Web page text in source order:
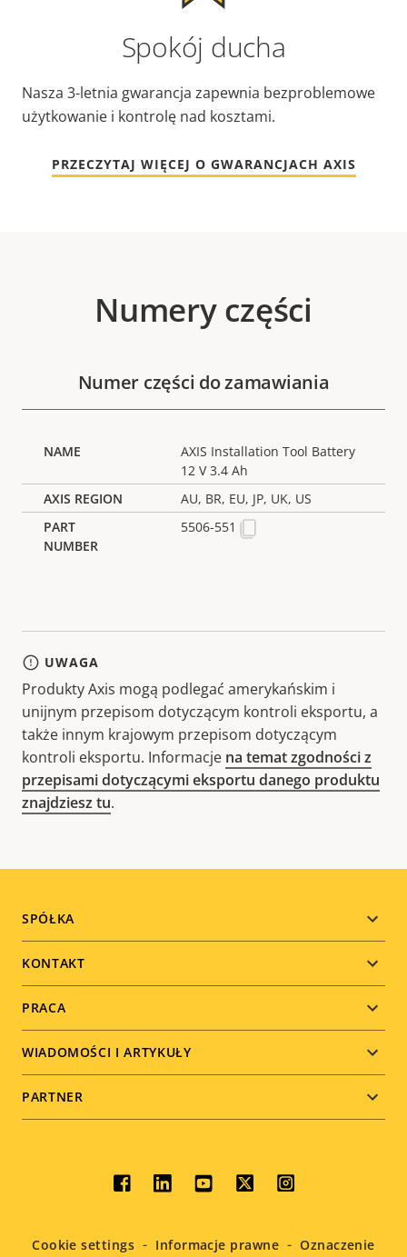
Spokój ducha
Nasza 3-letnia gwarancja zapewnia bezproblemowe
użytkowanie i kontrolę nad kosztami.
PRZECZYTAJ WIĘCEJ O GWARANCJACH AXIS
Numery części
Numer części do zamawiania
AXIS Installation Tool Battery
12 V 3.4 Ah
AU, BR, EU, JP, UK, US
5506-551
UWAGA
Produkty Axis mogą podlegać amerykańskim i
unijnym przepisom dotyczącym kontroli eksportu, a
także innym krajowym przepisom dotyczącym
kontroli eksportu. Informacje na temat zgodności z
przepisami dotyczącymi eksportu danego produktu
znajdziesz tu.
Footer
menu
SPÓŁKA
KONTAKT
PRACA
WIADOMOŚCI I ARTYKUŁY
PARTNER
Social
menu
Cookie settings Informacje prawne Oznaczenie